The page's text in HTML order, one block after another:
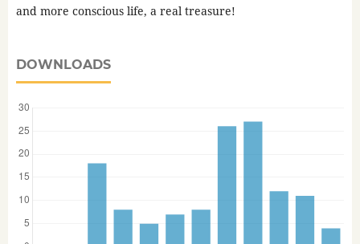
and more conscious life, a real treasure!
DOWNLOADS